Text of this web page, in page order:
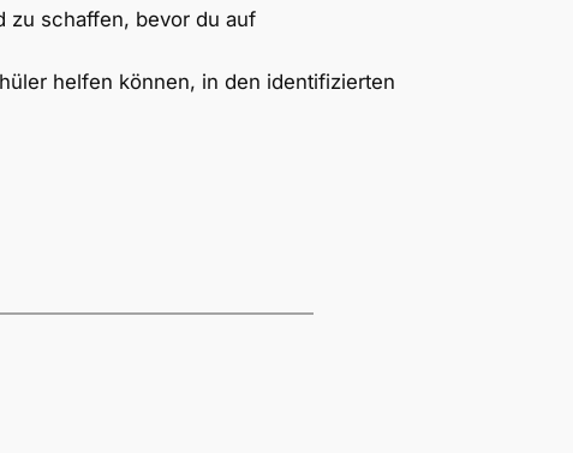
zu schaffen, bevor du auf
helfen können, in den identifizierten